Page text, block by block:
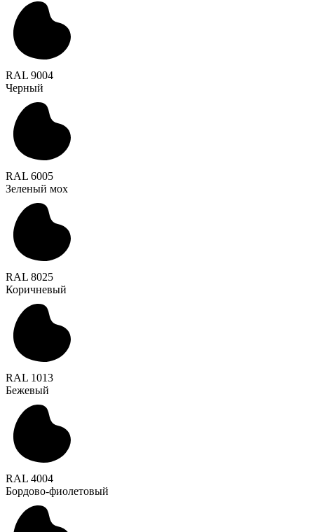
RAL 9004
Черный
RAL 6005
Зеленый мох
RAL 8025
Коричневый
RAL 1013
Бежевый
RAL 4004
Бордово-фиолетовый